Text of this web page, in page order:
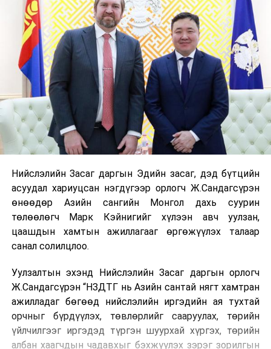
Нийслэлийн Засаг даргын Эдийн засаг, дэд бүтцийн
асуудал хариуцсан нэгдүгээр орлогч Ж.Сандагсүрэн
өнөөдөр Азийн сангийн Монгол дахь суурин
төлөөлөгч Марк Кэйнигийг хүлээн авч уулзан,
цаашдын хамтын ажиллагааг өргөжүүлэх талаар
санал солилцлоо.
Уулзалтын эхэнд Нийслэлийн Засаг даргын орлогч
Ж.Сандагсүрэн “НЗДТГ нь Азийн сантай нягт хамтран
ажилладаг бөгөөд нийслэлийн иргэдийн ая тухтай
орчныг бүрдүүлэх, төвлөрлийг сааруулах, төрийн
үйлчилгээг иргэдэд түргэн шуурхай хүргэх, төрийн
албан хаагчдын чадавхыг бэхжүүлэх зэрэг зорилгын